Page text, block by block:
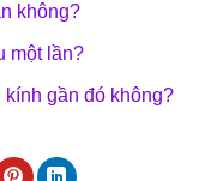
không?
một lần?
gần đó không?